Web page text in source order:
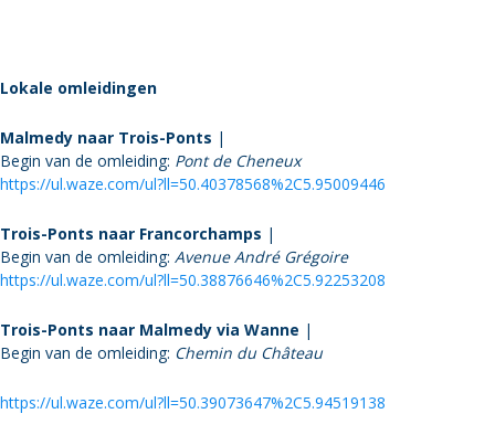
Lokale omleidingen
Malmedy naar Trois-Ponts |
Begin van de omleiding: Pont de Cheneux
https://ul.waze.com/ul?ll=50.40378568%2C5.95009446
Trois-Ponts naar Francorchamps |
Begin van de omleiding: Avenue André Grégoire
https://ul.waze.com/ul?ll=50.38876646%2C5.92253208
Trois-Ponts naar Malmedy via Wanne |
Begin van de omleiding: Chemin du Château
https://ul.waze.com/ul?ll=50.39073647%2C5.94519138